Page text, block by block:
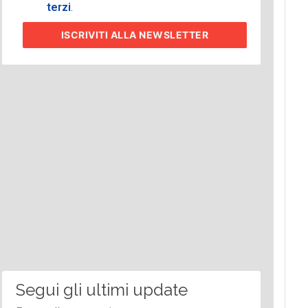
terzi.
ISCRIVITI ALLA NEWSLETTER
Segui gli ultimi update